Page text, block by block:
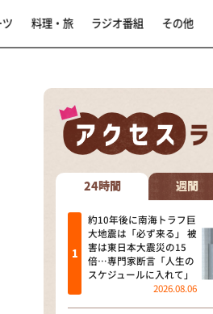
なるみ・岡村の
相席食堂
これ余談なんで
～人生密着トー
～ やすともの
探偵！ナイトス
料理・旅 ラジオ番組 その他
24時間 週間
約10年後に南海トラフ巨
大地震は「必ず来る」 被
害は東日本大震災の15
倍…専門家断言「人生の
スケジュールに入れて」
2026.08.06